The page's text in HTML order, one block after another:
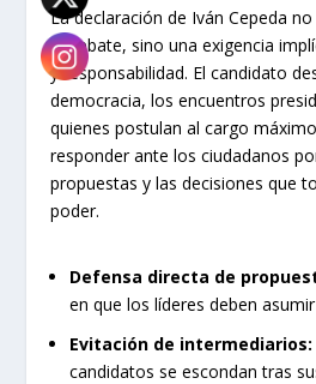
La declaración de Iván Cepeda
al debate, sino una exigencia
y responsabilidad. El candidato
democracia, los encuentros
quienes postulan al cargo
responder ante los ciudadanos
propuestas y las decisiones que
poder.
Defensa directa de
en que los líderes deben
Evitación de intermediarios:
candidatos se escondan tras